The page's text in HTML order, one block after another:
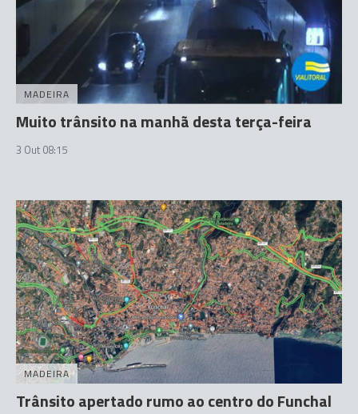
MADEIRA
Muito trânsito na manhã desta terça-feira
3 Out 08:15
MADEIRA
Trânsito apertado rumo ao centro do Funchal